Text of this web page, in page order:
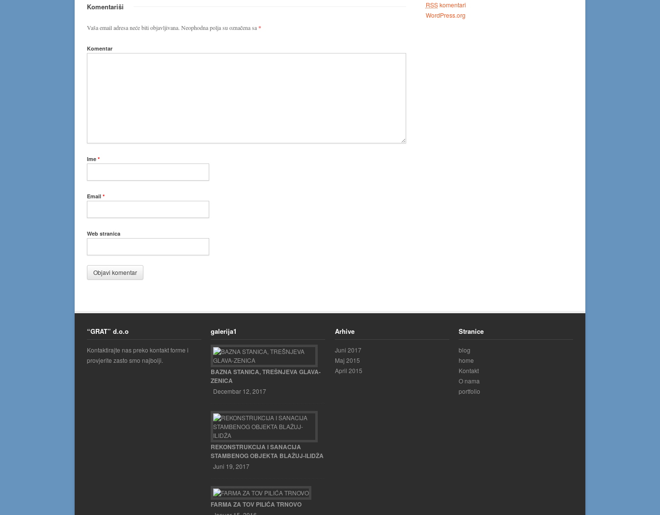
Komentariši
Vaša email adresa neće biti objavljivana. Neophodna polja su označena sa *
Komentar
Ime *
Email *
Web stranica
RSSkomentari
WordPress.org
“GRAT” d.o.o
Kontaktirajte nas preko kontakt forme i
provjerite zasto smo najbolji.
galerija1
BAZNA STANICA, TREŠNJEVA GLAVA-
ZENICA
Decembar 12, 2017
REKONSTRUKCIJA I SANACIJA
STAMBENOG OBJEKTA BLAŽUJ-ILIDŽA
Juni 19, 2017
FARMA ZA TOV PILIĆA TRNOVO
Arhive
Juni 2017
Maj 2015
April 2015
Stranice
blog
home
Kontakt
O nama
portfolio